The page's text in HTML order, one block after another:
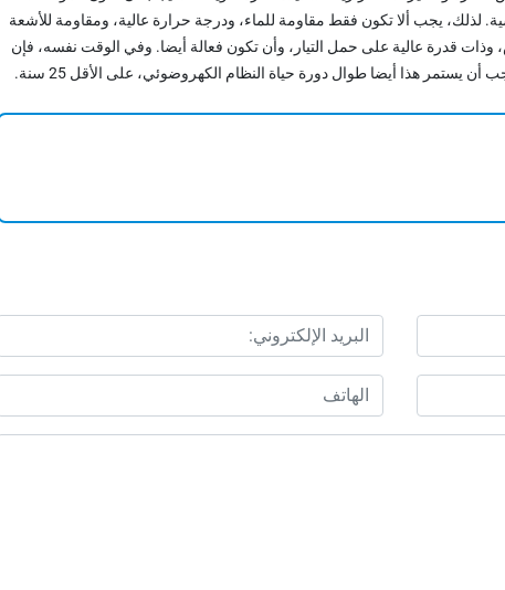
لذلك، يجب ألا تكون فقط مقاومة للماء، ودرجة حرارة عالية، ومقاومة للأشعة
قدرة عالية على حمل التيار، وأن تكون فعالة أيضا. وفي الوقت نفسه، فإن
يستمر هذا أيضا طوال دورة حياة النظام الكهروضوئي، على الأقل 25 سنة.